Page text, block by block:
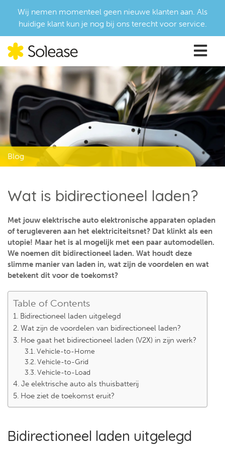
Wij nemen momenteel geen nieuwe klanten aan. Als
huidige klant kun je nog bij ons terecht voor service.
Blog
Wat is bidirectioneel laden?
Met jouw elektrische auto elektronische apparaten opladen
of terugleveren aan het elektriciteitsnet? Dat klinkt als een
utopie! Maar het is al mogelijk met een paar automodellen.
We noemen dit bidirectioneel laden. Wat houdt deze
slimme manier van laden in, wat zijn de voordelen en wat
betekent dit voor de toekomst?
Table of Contents
Bidirectioneel laden uitgelegd
Wat zijn de voordelen van bidirectioneel laden?
Hoe gaat het bidirectioneel laden (V2X) in zijn werk?
Vehicle-to-Home
Vehicle-to-Grid
Vehicle-to-Load
Je elektrische auto als thuisbatterij
Hoe ziet de toekomst eruit?
Bidirectioneel laden uitgelegd